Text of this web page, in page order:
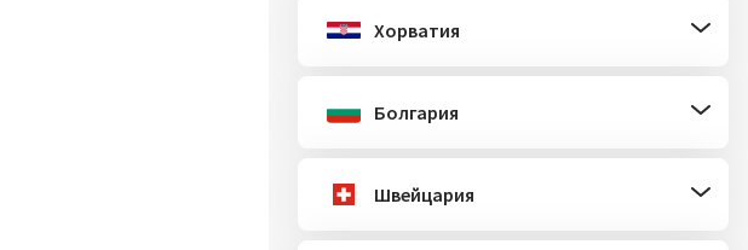
Хорватия
Болгария
Швейцария